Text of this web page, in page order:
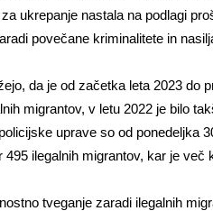
ukrepanje nastala na podlagi
povečane kriminalitete in
da je od začetka leta 2023 do
migrantov, v letu 2022 je bilo
uprave so od ponedeljka
495 ilegalnih migrantov, kar je več
tveganje zaradi ilegalnih